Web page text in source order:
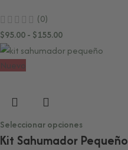
(0)
$95.00- $155.00
Nuevo
Seleccionar opciones
Kit Sahumador Pequeño